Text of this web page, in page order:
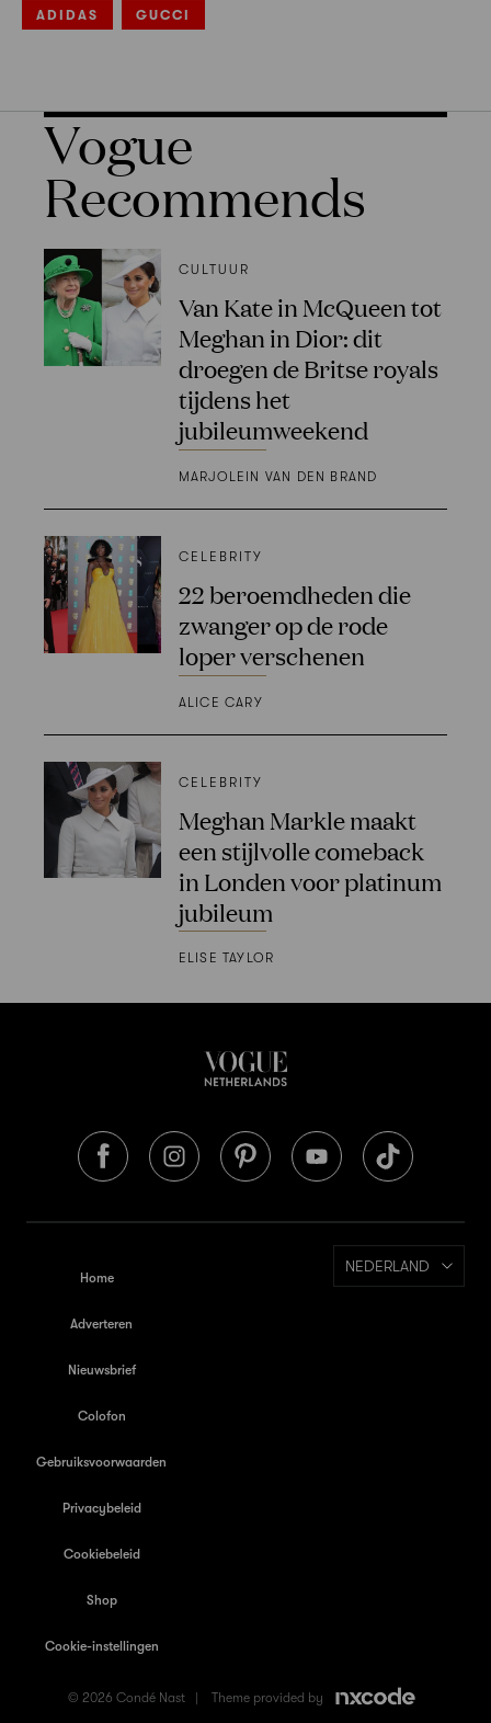
ADIDAS GUCCI
Vogue
Recommends
CULTUUR
Van Kate in McQueen tot
Meghan in Dior: dit
droegen de Britse royals
tijdens het
jubileumweekend
MARJOLEIN VAN DEN BRAND
CELEBRITY
22 beroemdheden die
zwanger op de rode
loper verschenen
ALICE CARY
CELEBRITY
Meghan Markle maakt
een stijlvolle comeback
in Londen voor platinum
jubileum
ELISE TAYLOR
Home
Adverteren
Nieuwsbrief
Colofon
Gebruiksvoorwaarden
Privacybeleid
Cookiebeleid
Shop
Cookie-instellingen
NEDERLAND
© 2026 Condé Nast | Theme provided by